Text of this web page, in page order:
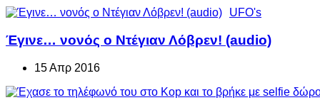
UFO's
Έγινε… νονός ο Ντέγιαν Λόβρεν! (audio)
15 Απρ 2016